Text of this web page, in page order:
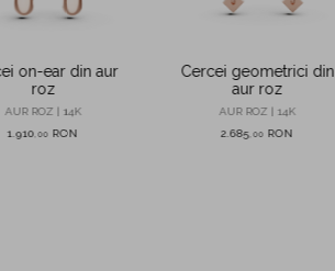
on-ear din aur
roz
AUR ROZ | 14K
1.910 ,00 RON
Cercei geometrici din
aur roz
AUR ROZ | 14K
2.685 ,00 RON